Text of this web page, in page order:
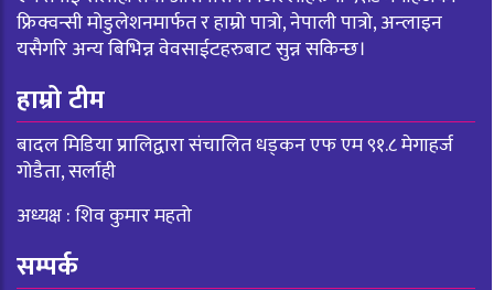
फ्रिक्वन्सी मोडुलेशनमार्फत र हाम्रो पात्रो, नेपाली पात्रो, अन्लाइन
यसैगरि अन्य बिभिन्न वेवसाईटहरुबाट सुन्न सकिन्छ।
हाम्रो टीम
बादल मिडिया प्रालिद्वारा संचालित धड्कन एफ एम ९१.८ मेगाहर्ज
गोडैता, सर्लाही
अध्यक्ष : शिव कुमार महतो
सम्पर्क